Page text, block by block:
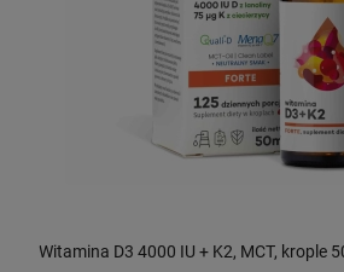
Witamina D3 4000 IU + K2, MCT, krople